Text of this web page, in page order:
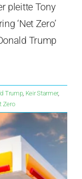
pleitte Tony
‘Net Zero’
Trump
Trump, Keir Starmer,
Zero